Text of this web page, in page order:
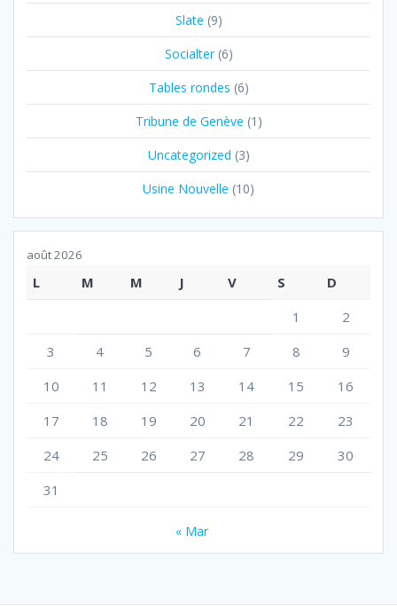
Slate (9)
Socialter(6)
Tables rondes (6)
Tribune de Genève (1)
Uncategorized (3)
Usine Nouvelle (10)
août 2026
L M M J V S
D
1
2
3
4 5 6 7 8
9
10
11 12 13 14 15
16
17
18 19 20 21 22
23
24
25 26 27 28 29
30
31
« Mar